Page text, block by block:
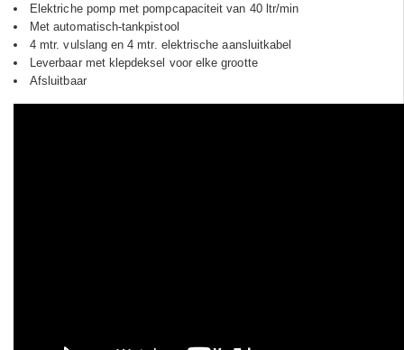
Elektriche pomp met pompcapaciteit van 40 ltr/min
Met automatisch-tankpistool
4 mtr. vulslang en 4 mtr. elektrische aansluitkabel
Leverbaar met klepdeksel voor elke grootte
Afsluitbaar